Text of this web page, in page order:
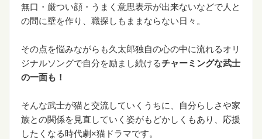
無口・厳つい顔・うまく意思表示が出来ないなどで人と
の間に壁を作り、職探しもままならない日々。
その点を悩みながらも久太郎独自の心の中に流れるオリ
ジナルソングで自分を励まし続けるチャーミングな武士
の一面も！
そんな武士が猫と交流していくうちに、自分らしさや家
族との関係を見直していく姿がもどかしくもあり、応援
したくなる時代劇×猫ドラマです。